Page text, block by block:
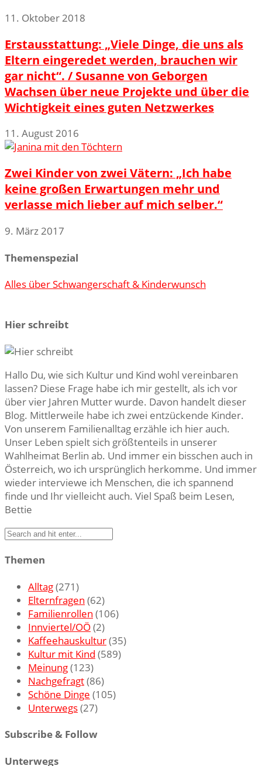
11. Oktober 2018
Erstausstattung: „Viele Dinge, die uns als
Eltern eingeredet werden, brauchen wir
gar nicht“. / Susanne von Geborgen
Wachsen über neue Projekte und über die
Wichtigkeit eines guten Netzwerkes
11. August 2016
Zwei Kinder von zwei Vätern: „Ich habe
keine großen Erwartungen mehr und
verlasse mich lieber auf mich selber.“
9. März 2017
Themenspezial
Alles über Schwangerschaft & Kinderwunsch
Hier schreibt
Hallo Du, wie sich Kultur und Kind wohl vereinbaren
lassen? Diese Frage habe ich mir gestellt, als ich vor
über vier Jahren Mutter wurde. Davon handelt dieser
Blog. Mittlerweile habe ich zwei entzückende Kinder.
Von unserem Familienalltag erzähle ich hier auch.
Unser Leben spielt sich größtenteils in unserer
Wahlheimat Berlin ab. Und immer ein bisschen auch in
Österreich, wo ich ursprünglich herkomme. Und immer
wieder interviewe ich Menschen, die ich spannend
finde und Ihr vielleicht auch. Viel Spaß beim Lesen,
Bettie
Themen
Alltag(271)
Elternfragen (62)
Familienrollen (106)
Innviertel/OÖ(2)
Kaffeehauskultur(35)
Kultur mit Kind (589)
Meinung(123)
Nachgefragt(86)
Schöne Dinge (105)
Unterwegs(27)
Subscribe & Follow
Unterwegs